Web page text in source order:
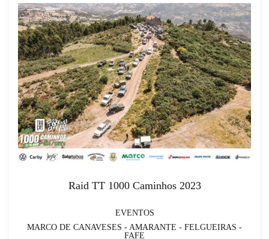
Raid TT 1000 Caminhos 2023
EVENTOS
MARCO DE CANAVESES - AMARANTE - FELGUEIRAS -
FAFE